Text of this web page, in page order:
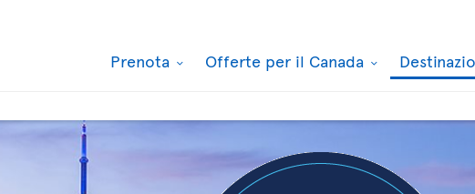
Prenota Offerte per il Canada